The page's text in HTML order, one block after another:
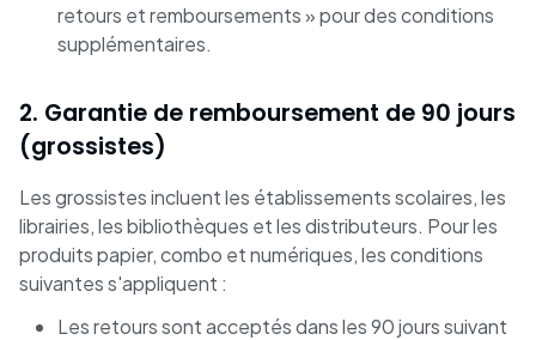
retours et remboursements » pour des conditions
supplémentaires.
2. Garantie de remboursement de 90 jours
(grossistes)
Les grossistes incluent les établissements scolaires, les
librairies, les bibliothèques et les distributeurs. Pour les
produits papier, combo et numériques, les conditions
suivantes s'appliquent :
Les retours sont acceptés dans les 90 jours suivant